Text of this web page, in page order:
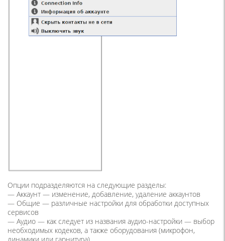
Опции подразделяются на следующие разделы:
— Аккаунт — изменение, добавление, удаление аккаунтов
— Общие — различные настройки для обработки доступных
сервисов
— Аудио — как следует из названия аудио-настройки — выбор
необходимых кодеков, а также оборудования (микрофон,